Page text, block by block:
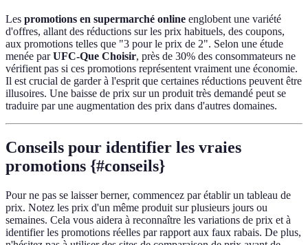
Les promotions en supermarché online englobent une variété
d'offres, allant des réductions sur les prix habituels, des coupons,
aux promotions telles que "3 pour le prix de 2". Selon une étude
menée parUFC-Que Choisir, près de 30% des consommateurs ne
vérifient pas si ces promotions représentent vraiment une économie.
Il est crucial de garder à l'esprit que certaines réductions peuvent être
illusoires. Une baisse de prix sur un produit très demandé peut se
traduire par une augmentation des prix dans d'autres domaines.
Conseils pour identifier les vraies
promotions {#conseils}
Pour ne pas se laisser berner, commencez par établir un tableau de
prix. Notez les prix d'un même produit sur plusieurs jours ou
semaines. Cela vous aidera à reconnaître les variations de prix et à
identifier les promotions réelles par rapport aux faux rabais. De plus,